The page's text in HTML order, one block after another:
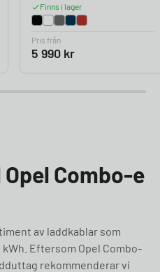
Finns i lager
Pris från
5 990 kr
Combo-e
av laddkablar som
Eftersom Opel Combo-
rekommenderar vi